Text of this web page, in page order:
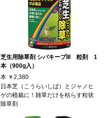
芝生用除草剤 シバキープIII 粒剤 1
本（900g入）
本 ￥2,380
日本芝（こうらいしば）とジャノヒ
ゲの植栽に！雑草だけを枯らす粒状
除草剤